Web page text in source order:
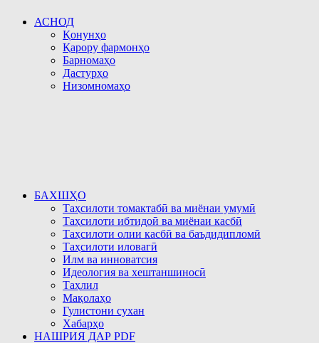
АСНОД
Қонунҳо
Қарору фармонҳо
Барномаҳо
Дастурҳо
Низомномаҳо
БАХШҲО
Таҳсилоти томактабӣ ва миёнаи умумӣ
Таҳсилоти ибтидоӣ ва миёнаи касбӣ
Таҳсилоти олии касбӣ ва баъдидипломӣ
Таҳсилоти иловагӣ
Илм ва инноватсия
Идеология ва хештаншиносӣ
Таҳлил
Мақолаҳо
Гулистони сухан
Хабарҳо
НАШРИЯ ДАР PDF